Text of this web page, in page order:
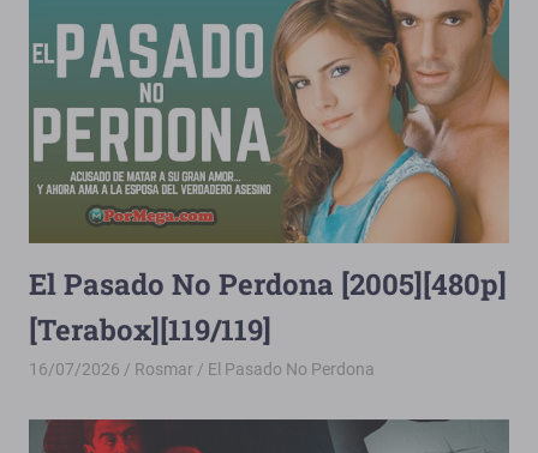
El Pasado No Perdona [2005][480p]
[Terabox][119/119]
16/07/2026 Rosmar El Pasado No Perdona